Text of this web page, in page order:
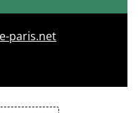
paris.net